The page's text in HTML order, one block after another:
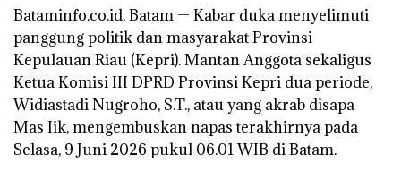
‎Bataminfo.co.id, Batam — Kabar duka menyelimuti
panggung politik dan masyarakat Provinsi
Kepulauan Riau (Kepri). Mantan Anggota sekaligus
Ketua Komisi III DPRD Provinsi Kepri dua periode,
Widiastadi Nugroho, S.T., atau yang akrab disapa
Mas Iik, mengembuskan napas terakhirnya pada
Selasa, 9 Juni 2026 pukul 06.01 WIB di Batam.